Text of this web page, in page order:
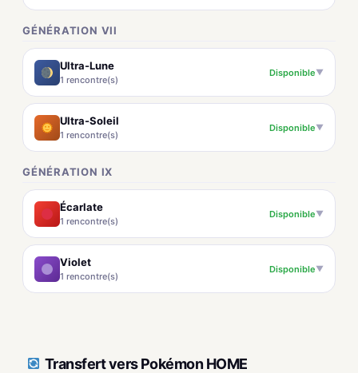
GÉNÉRATION VII
Ultra-Lune
1 rencontre(s)
Disponible▼
Ultra-Soleil
1 rencontre(s)
Disponible▼
GÉNÉRATION IX
Écarlate
1 rencontre(s)
Disponible▼
Violet
1 rencontre(s)
Disponible▼
Transfert vers Pokémon HOME